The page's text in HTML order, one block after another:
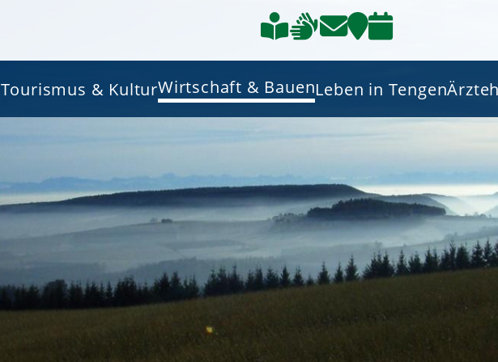
Tourismus & KulturWirtschaft & BauenLeben in Tengen